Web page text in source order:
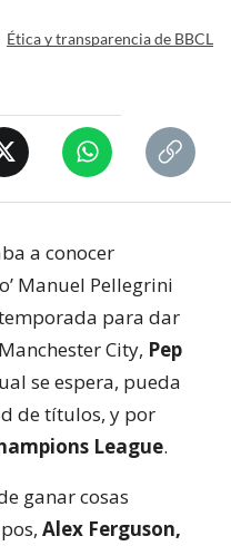
Ética y transparencia de BBCL
a conocer
Manuel Pellegrini
para dar
City, Pep
se espera, pueda
de títulos, y por
League.
ganar cosas
Alex Ferguson,